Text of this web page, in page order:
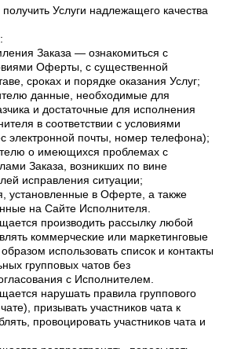
Услуги надлежащего качества
Заказа — ознакомиться с
Оферты, с существенной
сроках и порядке оказания Услуг;
данные, необходимые для
и достаточные для исполнения
в соответствии с условиями
почты, номер телефона);
о имеющихся проблемах с
Заказа, возникших по вине
исправления ситуации;
установленные в Оферте, а также
на Сайте Исполнителя.
производить рассылку любой
коммерческие или маркетинговые
использовать список и контакты
групповых чатов без
с Исполнителем.
нарушать правила группового
призывать участников чата к
провоцировать участников чата и